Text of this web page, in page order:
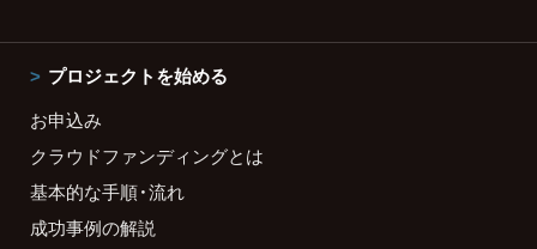
プロジェクトを始める
お申込み
クラウドファンディングとは
基本的な手順・流れ
成功事例の解説